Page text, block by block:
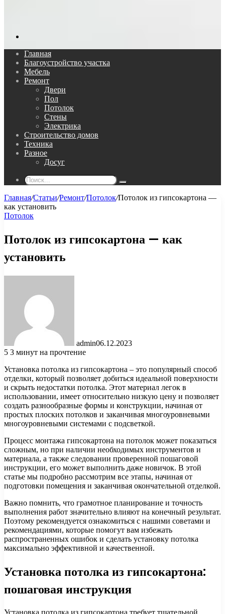
Главная
Благоустройство участка
Мебель
Ремонт
Двери
Пол
Потолок
Стены
Электрика
Строительство домов
Техника
Разное
Досуг
Поиск...
Главная/Статьи/Ремонт/Потолок/Потолок из гипсокартона —
как установить
Потолок
Потолок из гипсокартона — как
установить
admin06.12.2023
5 3 минут на прочтение
Установка потолка из гипсокартона – это популярный способ
отделки, который позволяет добиться идеальной поверхности
и скрыть недостатки потолка. Этот материал легок в
использовании, имеет относительно низкую цену и позволяет
создать разнообразные формы и конструкции, начиная от
простых плоских потолков и заканчивая многоуровневыми
многоуровневыми системами с подсветкой.
Процесс монтажа гипсокартона на потолок может показаться
сложным, но при наличии необходимых инструментов и
материала, а также следовании проверенной пошаговой
инструкции, его может выполнить даже новичок. В этой
статье мы подробно рассмотрим все этапы, начиная от
подготовки помещения и заканчивая окончательной отделкой.
Важно помнить, что грамотное планирование и точность
выполнения работ значительно влияют на конечный результат.
Поэтому рекомендуется ознакомиться с нашими советами и
рекомендациями, которые помогут вам избежать
распространенных ошибок и сделать установку потолка
максимально эффективной и качественной.
Установка потолка из гипсокартона:
пошаговая инструкция
Установка потолка из гипсокартона требует тщательной